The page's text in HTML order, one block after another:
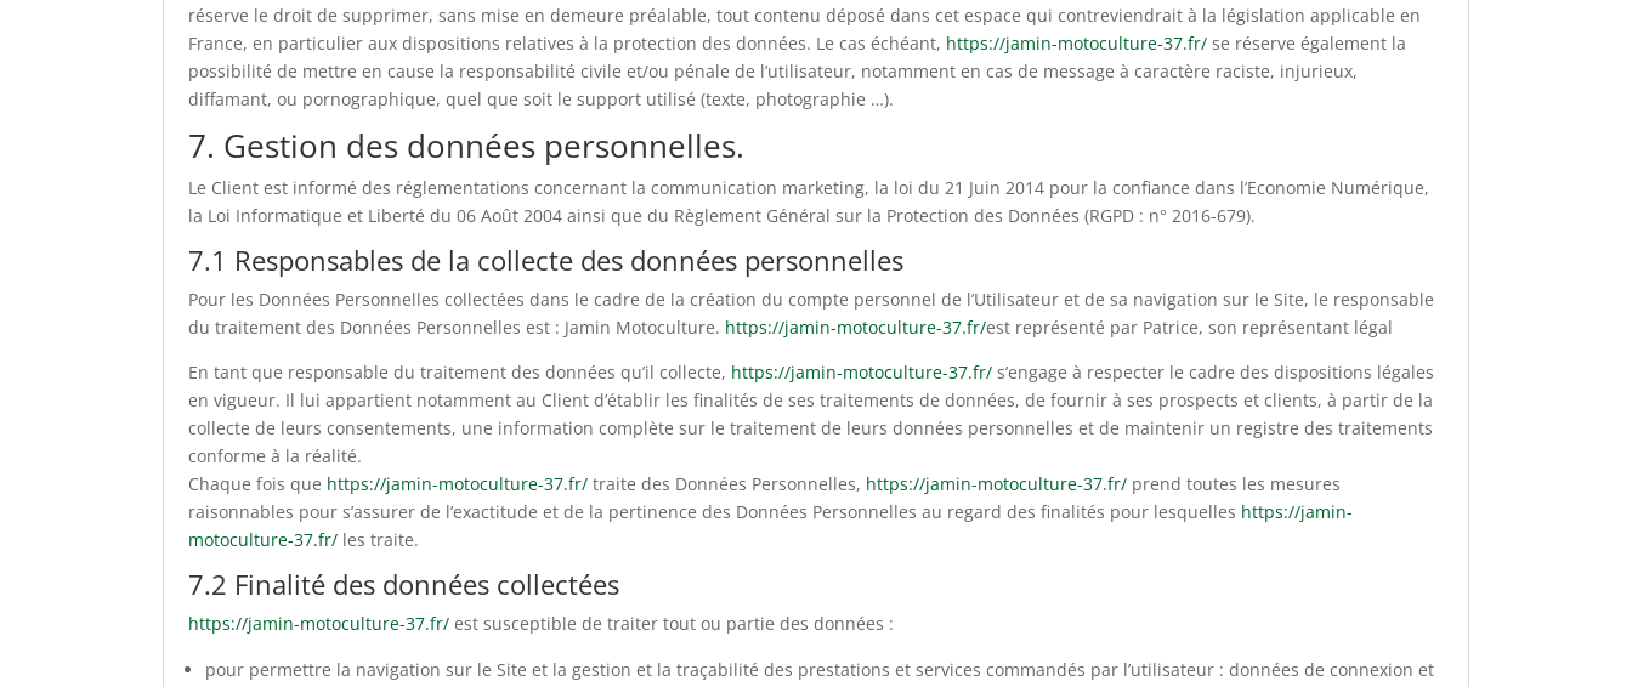
réserve le droit de supprimer, sans mise en demeure préalable, tout contenu déposé dans cet espace qui contreviendrait à la législation applicable en
France, en particulier aux dispositions relatives à la protection des données. Le cas échéant, https://jamin-motoculture-37.fr/ se réserve également la
possibilité de mettre en cause la responsabilité civile et/ou pénale de l’utilisateur, notamment en cas de message à caractère raciste, injurieux,
diffamant, ou pornographique, quel que soit le support utilisé (texte, photographie …).
7. Gestion des données personnelles.
Le Client est informé des réglementations concernant la communication marketing, la loi du 21 Juin 2014 pour la confiance dans l’Economie Numérique,
la Loi Informatique et Liberté du 06 Août 2004 ainsi que du Règlement Général sur la Protection des Données (RGPD : n° 2016-679).
7.1 Responsables de la collecte des données personnelles
Pour les Données Personnelles collectées dans le cadre de la création du compte personnel de l’Utilisateur et de sa navigation sur le Site, le responsable
du traitement des Données Personnelles est : Jamin Motoculture. https://jamin-motoculture-37.fr/est représenté par Patrice, son représentant légal
En tant que responsable du traitement des données qu’il collecte, https://jamin-motoculture-37.fr/ s’engage à respecter le cadre des dispositions légales
en vigueur. Il lui appartient notamment au Client d’établir les finalités de ses traitements de données, de fournir à ses prospects et clients, à partir de la
collecte de leurs consentements, une information complète sur le traitement de leurs données personnelles et de maintenir un registre des traitements
conforme à la réalité.
Chaque fois que https://jamin-motoculture-37.fr/ traite des Données Personnelles, https://jamin-motoculture-37.fr/ prend toutes les mesures
raisonnables pour s’assurer de l’exactitude et de la pertinence des Données Personnelles au regard des finalités pour lesquelles https://jamin-
motoculture-37.fr/ les traite.
7.2 Finalité des données collectées
https://jamin-motoculture-37.fr/ est susceptible de traiter tout ou partie des données :
pour permettre la navigation sur le Site et la gestion et la traçabilité des prestations et services commandés par l’utilisateur : données de connexion et